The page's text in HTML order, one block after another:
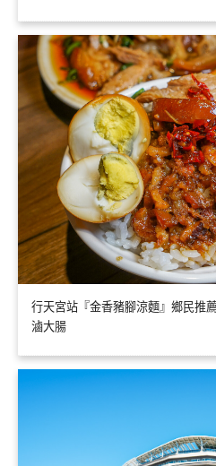
行天宮站『金香豬腳涼麵』鄉民推
滷大腸